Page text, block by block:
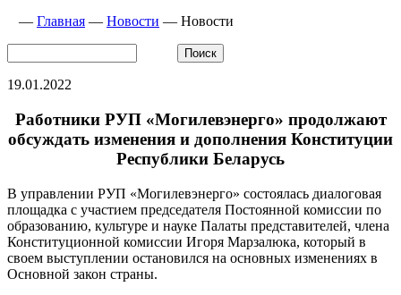
— Главная — Новости — Новости
19.01.2022
Работники РУП «Могилевэнерго» продолжают
обсуждать изменения и дополнения Конституции
Республики Беларусь
В управлении РУП «Могилевэнерго» состоялась диалоговая
площадка с участием председателя Постоянной комиссии по
образованию, культуре и науке Палаты представителей, члена
Конституционной комиссии Игоря Марзалюка, который в
своем выступлении остановился на основных изменениях в
Основной закон страны.